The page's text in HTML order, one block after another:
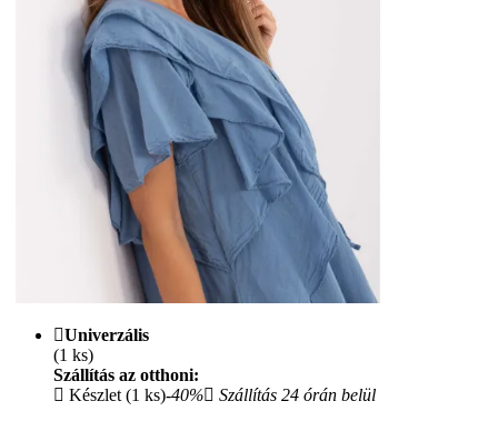
Univerzális
(1 ks)
Szállítás az otthoni:
Készlet (1 ks)-40%
Szállítás 24 órán belül